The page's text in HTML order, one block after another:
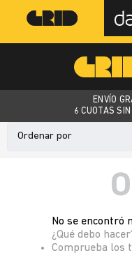
ENVÍO
6 CUOTAS
Ordenar por
No se encontró
¿Qué debo
Comprueba los